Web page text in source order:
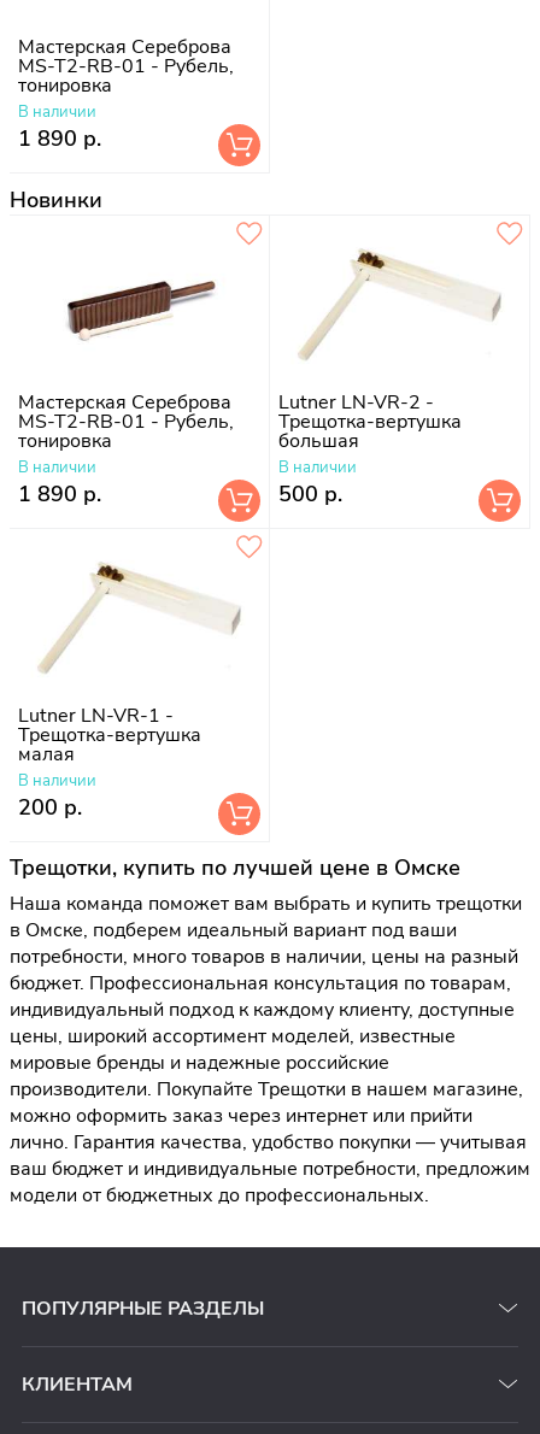
Мастерская Сереброва
MS-T2-RB-01 - Рубель,
тонировка
В наличии
1 890 р.
Новинки
Мастерская Сереброва
MS-T2-RB-01 - Рубель,
тонировка
В наличии
1 890 р.
Lutner LN-VR-2 -
Трещотка-вертушка
большая
В наличии
500 р.
Lutner LN-VR-1 -
Трещотка-вертушка
малая
В наличии
200 р.
Трещотки, купить по лучшей цене в Омске
Наша команда поможет вам выбрать и купить трещотки
в Омске, подберем идеальный вариант под ваши
потребности, много товаров в наличии, цены на разный
бюджет. Профессиональная консультация по товарам,
индивидуальный подход к каждому клиенту, доступные
цены, широкий ассортимент моделей, известные
мировые бренды и надежные российские
производители. Покупайте Трещотки в нашем магазине,
можно оформить заказ через интернет или прийти
лично. Гарантия качества, удобство покупки — учитывая
ваш бюджет и индивидуальные потребности, предложим
модели от бюджетных до профессиональных.
ПОПУЛЯРНЫЕ РАЗДЕЛЫ
КЛИЕНТАМ